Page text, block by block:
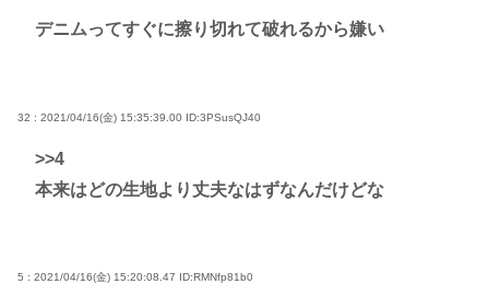
デニムってすぐに擦り切れて破れるから嫌い
32 : 2021/04/16(金) 15:35:39.00 ID:3PSusQJ40
>>4
本来はどの生地より丈夫なはずなんだけどな
5 : 2021/04/16(金) 15:20:08.47 ID:RMNfp81b0